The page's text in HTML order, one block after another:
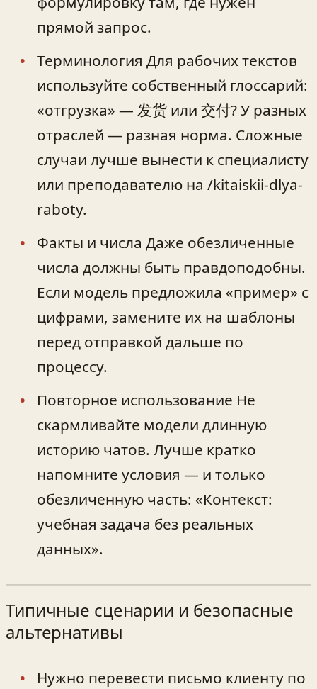
прямой запрос.
Терминология Для рабочих текстов
используйте собственный глоссарий:
«отгрузка» — 发货 или 交付? У разных
отраслей — разная норма. Сложные
случаи лучше вынести к специалисту
или преподавателю на /kitaiskii-dlya-
raboty.
Факты и числа Даже обезличенные
числа должны быть правдоподобны.
Если модель предложила «пример» с
цифрами, замените их на шаблоны
перед отправкой дальше по
процессу.
Повторное использование Не
скармливайте модели длинную
историю чатов. Лучше кратко
напомните условия — и только
обезличенную часть: «Контекст:
учебная задача без реальных
данных».
Типичные сценарии и безопасные
альтернативы
Нужно перевести письмо клиенту по